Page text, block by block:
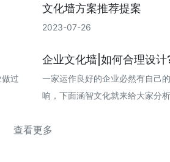
文化墙方案推荐提案
2023-07-26
过
企业文化墙|如何合理设计
一家运作良好的企业必然有自己
响，下面涵智文化就来给大家分
查看更多